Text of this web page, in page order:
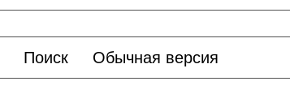
Поиск Обычная версия